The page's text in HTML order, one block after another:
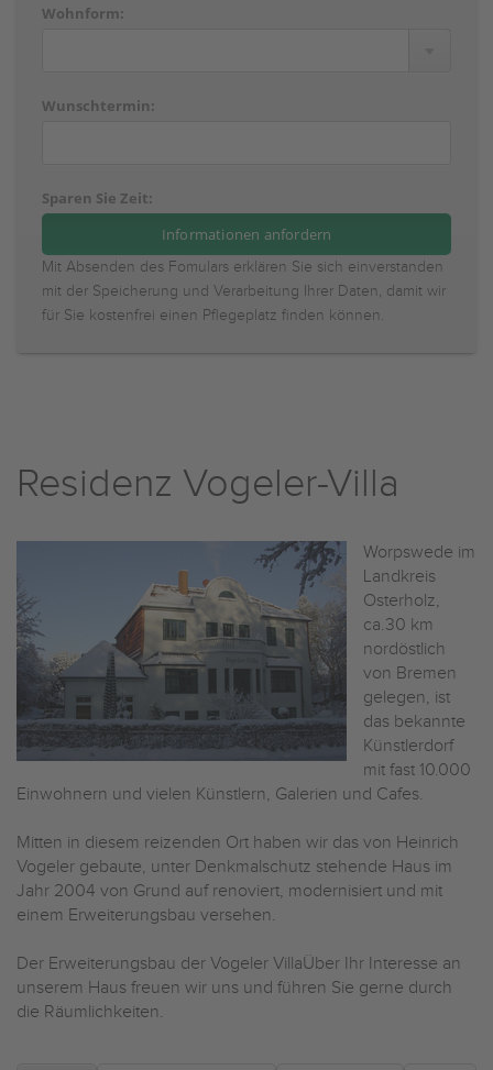
Wohnform:
Wunschtermin:
Sparen Sie Zeit:
Mit Absenden des Fomulars erklären Sie sich einverstanden
mit der Speicherung und Verarbeitung Ihrer Daten, damit wir
für Sie kostenfrei einen Pflegeplatz finden können.
Residenz Vogeler-Villa
Worpswede im
Landkreis
Osterholz,
ca.30 km
nordöstlich
von Bremen
gelegen, ist
das bekannte
Künstlerdorf
mit fast 10.000
Einwohnern und vielen Künstlern, Galerien und Cafes.
Mitten in diesem reizenden Ort haben wir das von Heinrich
Vogeler gebaute, unter Denkmalschutz stehende Haus im
Jahr 2004 von Grund auf renoviert, modernisiert und mit
einem Erweiterungsbau versehen.
Der Erweiterungsbau der Vogeler VillaÜber Ihr Interesse an
unserem Haus freuen wir uns und führen Sie gerne durch
die Räumlichkeiten.